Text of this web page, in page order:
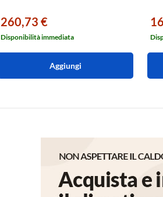
260,73 €
Disponibilità immediata
Aggiungi